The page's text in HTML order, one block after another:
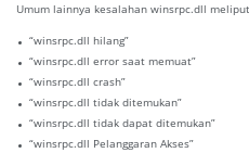
Umum lainnya kesalahan winsrpc.dll
“winsrpc.dll hilang”
“winsrpc.dll error saat memuat”
“winsrpc.dll crash”
“winsrpc.dll tidak ditemukan”
“winsrpc.dll tidak dapat ditemukan”
“winsrpc.dll Pelanggaran Akses”